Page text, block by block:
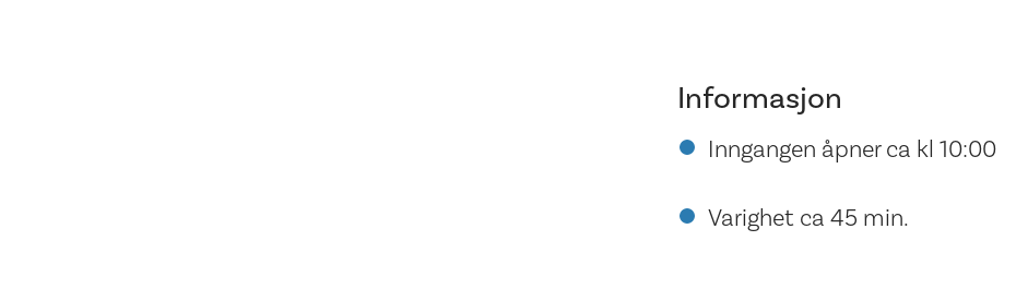
Informasjon
Inngangen åpner ca kl 10:00
Varighet ca 45 min.